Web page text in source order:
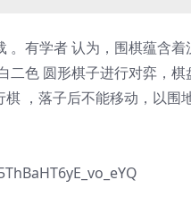
有学者 认为，围棋蕴含着
色 圆形棋子进行对弈，
，落子后不能移动，以围